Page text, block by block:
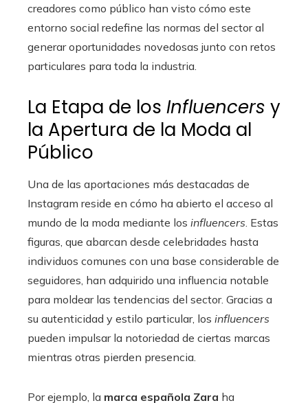
creadores como público han visto cómo este
entorno social redefine las normas del sector al
generar oportunidades novedosas junto con retos
particulares para toda la industria.
La Etapa de los Influencers y
la Apertura de la Moda al
Público
Una de las aportaciones más destacadas de
Instagram reside en cómo ha abierto el acceso al
mundo de la moda mediante los influencers. Estas
figuras, que abarcan desde celebridades hasta
individuos comunes con una base considerable de
seguidores, han adquirido una influencia notable
para moldear las tendencias del sector. Gracias a
su autenticidad y estilo particular, los influencers
pueden impulsar la notoriedad de ciertas marcas
mientras otras pierden presencia.
Por ejemplo, la marca española Zara ha